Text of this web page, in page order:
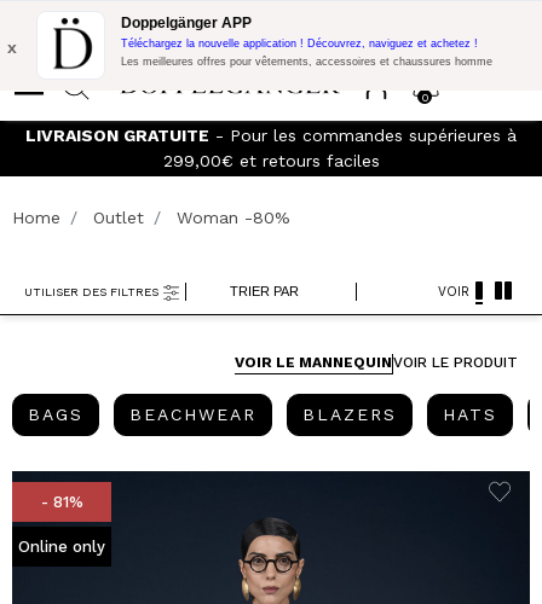
Promo Flash: 10% de réduction supplémentaire sur 300€ d'achat
avec le code:
0
x
Doppelgänger APP
Téléchargez la nouvelle application ! Découvrez, naviguez et achetez !
Les meilleures offres pour vêtements, accessoires et chaussures homme
Rejoignez leDoppelganger Club!Découvrez tous les
avantages etles réductions allant jusqu'à -20%
Home Outlet Woman -80%
TRIER PAR
UTILISER DES FILTRES VOIR
VOIR LE MANNEQUINVOIR LE PRODUIT
BAGS BAGSBEACHWEAR BEACHWEAR
BLAZERS BLAZERS
HATS
- 81%
Online only